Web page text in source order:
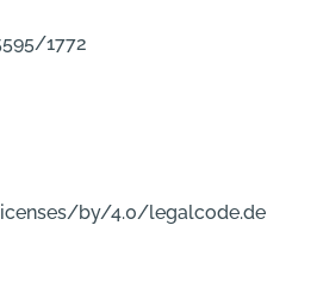
1772
by/4.0/legalcode.de